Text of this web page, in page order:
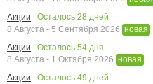
Акции
Осталось 28 дней
8 Августа - 5 Сентября 2026 новая
Акции
Осталось 54 дня
8 Августа - 1 Октября 2026 новая
Акции
Осталось 49 дней